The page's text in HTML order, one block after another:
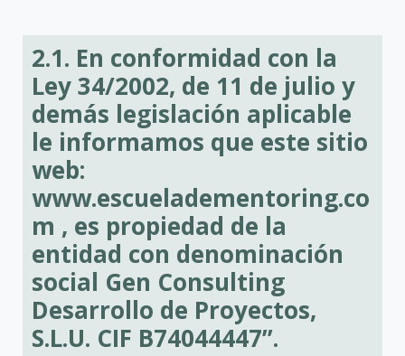
2.1. En conformidad con la
Ley 34/2002, de 11 de julio y
demás legislación aplicable
le informamos que este sitio
web:
www.escueladementoring.co
m , es propiedad de la
entidad con denominación
social Gen Consulting
Desarrollo de Proyectos,
S.L.U. CIF B74044447”.